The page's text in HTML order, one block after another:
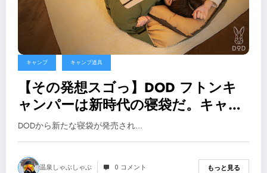
キャンプ キャンプ道具
【その発想スゴっ】DOD フトンキ
ャンパーは新時代の寝袋だ。キャン
プ新時代に飛び込めるおすすめポイ
ント【キャンプ,寝袋】
DODから新たな寝袋が発売され…
温泉しゃぶしゃぶ 0 コメント もっと見る